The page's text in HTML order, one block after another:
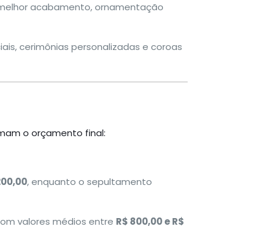
acabamento, ornamentação
cerimônias personalizadas e coroas
o orçamento final:
, enquanto o sepultamento
valores médios entre R$ 800,00 e R$